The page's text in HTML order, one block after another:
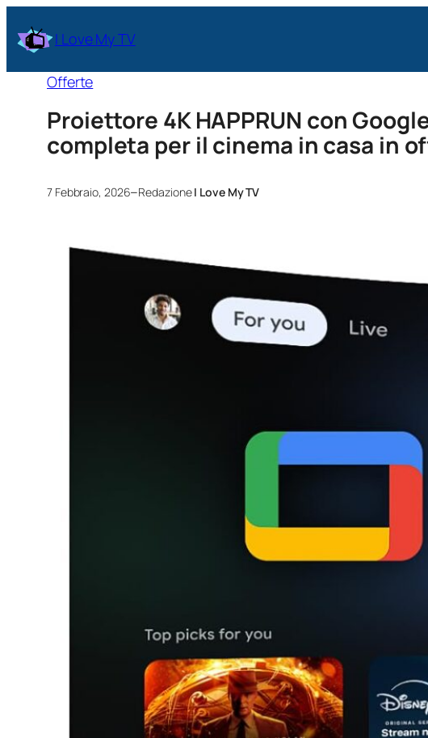
I Love My TV
Offerte
Proiettore 4K HAPPRUN con
completa per il cinema in casa in
7 Febbraio, 2026–RedazioneI Love My TV